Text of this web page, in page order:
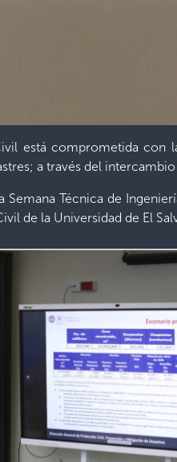
está comprometida con
a través del
Técnica de
de la Universidad de El